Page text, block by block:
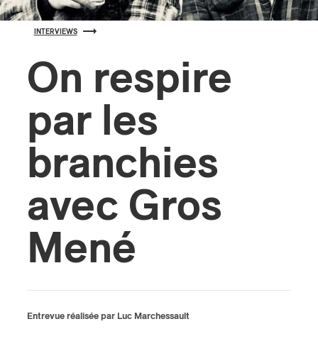
INTERVIEWS
On respire
par les
branchies
avec Gros
Mené
Entrevue réalisée par Luc Marchessault